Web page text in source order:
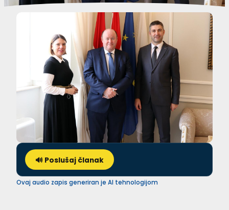
🔊 Poslušaj članak
Ovaj audio zapis generiran je AI tehnologijom